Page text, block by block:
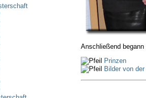
Anschließend
Prinzen
Bilder von